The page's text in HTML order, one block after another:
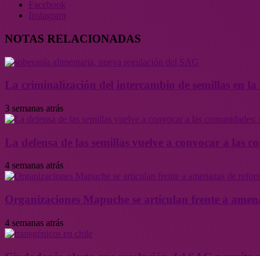
Facebook
Instagram
NOTAS RELACIONADAS
La criminalización del intercambio de semillas en la
3 semanas atrás
La defensa de las semillas vuelve a convocar a las
4 semanas atrás
Organizaciones Mapuche se articulan frente a
4 semanas atrás